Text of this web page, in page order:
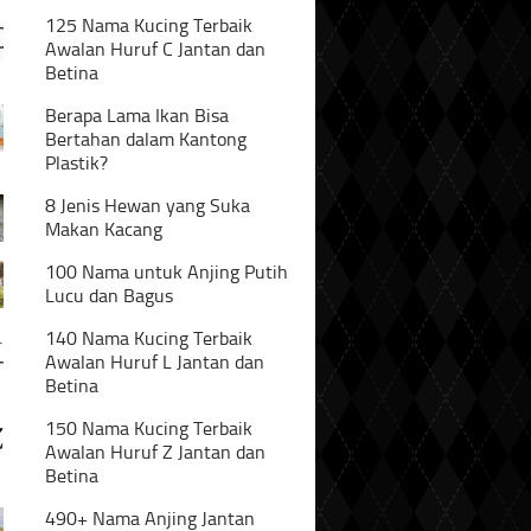
125 Nama Kucing Terbaik
Awalan Huruf C Jantan dan
Betina
Berapa Lama Ikan Bisa
Bertahan dalam Kantong
Plastik?
8 Jenis Hewan yang Suka
Makan Kacang
100 Nama untuk Anjing Putih
Lucu dan Bagus
140 Nama Kucing Terbaik
Awalan Huruf L Jantan dan
Betina
150 Nama Kucing Terbaik
Awalan Huruf Z Jantan dan
Betina
490+ Nama Anjing Jantan